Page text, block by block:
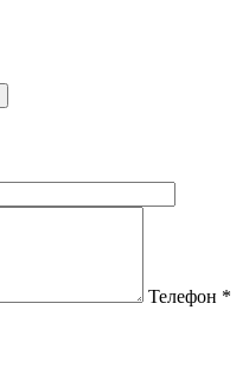
Телефон *